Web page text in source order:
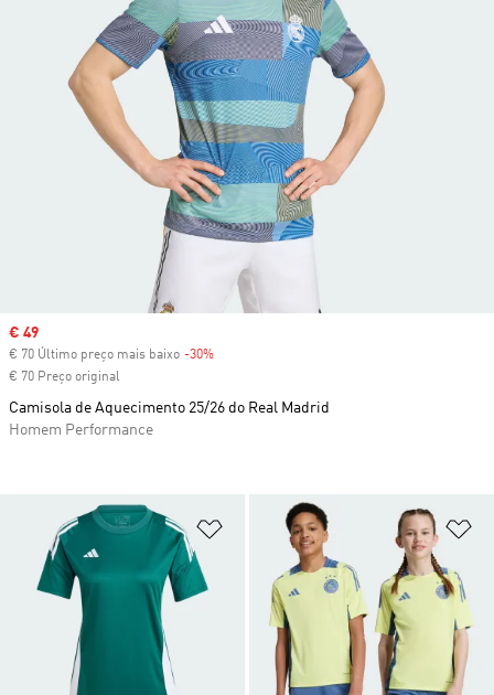
Adicionar à Lista de Desejos
Sale price
€ 49
€ 70 Último preço mais baixo -30%
€ 70 Preço original
Camisola de Aquecimento 25/26 do Real Madrid
Homem Performance